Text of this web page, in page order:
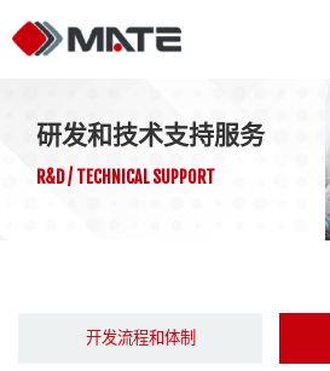
研发和技术支持服务
R&D / TECHNICAL SUPPORT
开发流程和体制